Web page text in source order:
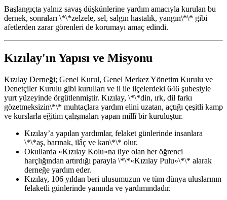
Başlangıçta yalnız savaş düşkünlerine yardım amacıyla kurulan bu
dernek, sonraları \*\*zelzele, sel, salgın hastalık, yangın\*\* gibi
afetlerden zarar görenleri de korumayı amaç edindi.
Kızılay'ın Yapısı ve Misyonu
Kızılay Derneği; Genel Kurul, Genel Merkez Yönetim Kurulu ve
Denetçiler Kurulu gibi kurulları ve il ile ilçelerdeki 646 şubesiyle
yurt yüzeyinde örgütlenmiştir. Kızılay, \*\*din, ırk, dil farkı
gözetmeksizin\*\* muhtaçlara yardım elini uzatan, açtığı çeşitli kamp
ve kurslarla eğitim çalışmaları yapan millî bir kuruluştur.
Kızılay’a yapılan yardımlar, felaket günlerinde insanlara
\*\*aş, barınak, ilâç ve kan\*\* olur.
Okullarda «Kızılay Kolu»na üye olan her öğrenci
harçlığından artırdığı parayla \*\*«Kızılay Pulu»\*\* alarak
derneğe yardım eder.
Kızılay, 106 yıldan beri ulusumuzun ve tüm dünya uluslarının
felaketli günlerinde yanında ve yardımındadır.